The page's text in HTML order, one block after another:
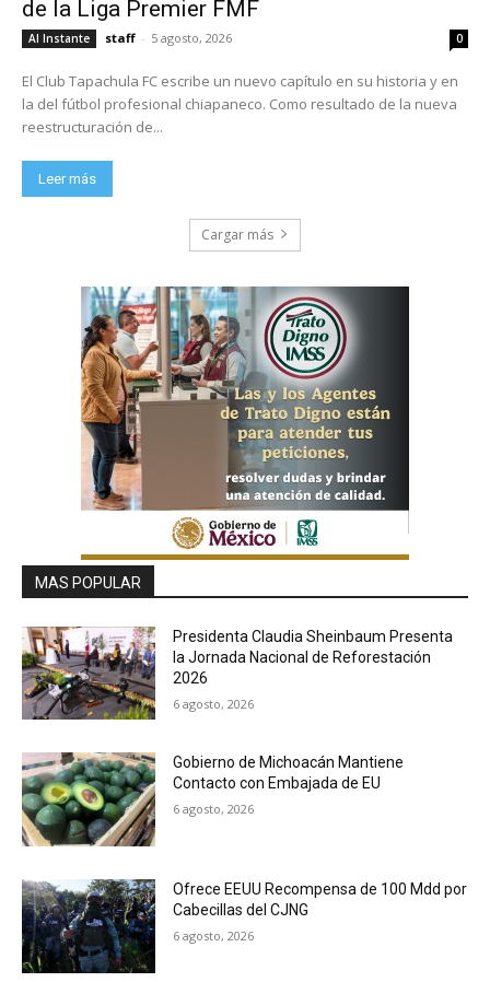
de la Liga Premier FMF
Al Instante staff - 5 agosto, 2026 0
El Club Tapachula FC escribe un nuevo capítulo en su historia y en
la del fútbol profesional chiapaneco. Como resultado de la nueva
reestructuración de...
Leer más
Cargar más
MAS POPULAR
Presidenta Claudia Sheinbaum Presenta
la Jornada Nacional de Reforestación
2026
6 agosto, 2026
Gobierno de Michoacán Mantiene
Contacto con Embajada de EU
6 agosto, 2026
Ofrece EEUU Recompensa de 100 Mdd por
Cabecillas del CJNG
6 agosto, 2026